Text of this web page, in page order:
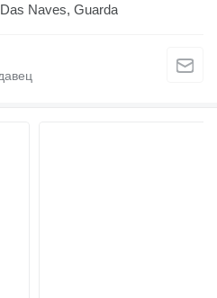
Naves, Guarda